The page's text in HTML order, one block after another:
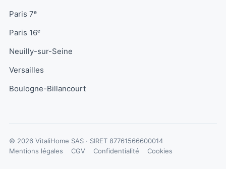
Paris 7ᵉ
Paris 16ᵉ
Neuilly-sur-Seine
Versailles
Boulogne-Billancourt
© 2026 VitaliHome SAS · SIRET 87761566600014
Mentions légales
CGV Confidentialité Cookies